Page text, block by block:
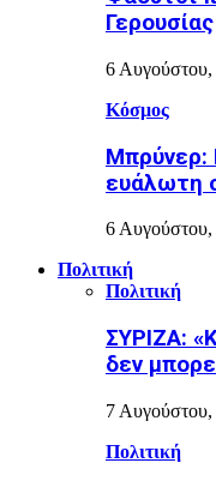
Γερουσίας
6
Κόσμος
Μπρύνερ:
ευάλωτη
6
Πολιτική
Πολιτική
ΣΥΡΙΖΑ:
δεν
7
Πολιτική